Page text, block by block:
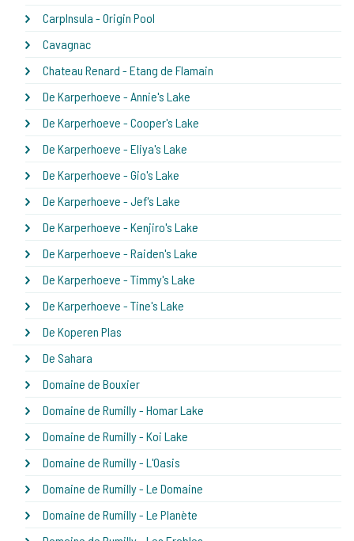
CarpInsula - Origin Pool
Cavagnac
Chateau Renard - Etang de Flamain
De Karperhoeve - Annie's Lake
De Karperhoeve - Cooper's Lake
De Karperhoeve - Eliya's Lake
De Karperhoeve - Gio's Lake
De Karperhoeve - Jef's Lake
De Karperhoeve - Kenjiro's Lake
De Karperhoeve - Raiden's Lake
De Karperhoeve - Timmy's Lake
De Karperhoeve - Tine's Lake
De Koperen Plas
De Sahara
Domaine de Bouxier
Domaine de Rumilly - Homar Lake
Domaine de Rumilly - Koi Lake
Domaine de Rumilly - L'Oasis
Domaine de Rumilly - Le Domaine
Domaine de Rumilly - Le Planète